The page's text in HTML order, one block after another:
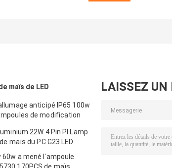
maïs de LED
anticipé IP65 100w
de modification
22W 4 Pin Pl Lamp
maïs du PC G23 LED
60w a mené l'ampoule
LAISSEZ UN